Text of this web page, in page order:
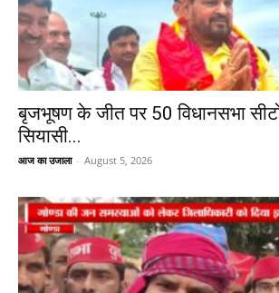
बृजभूषण के जीत पर 50 विधानसभा
सियासी...
आज का उजाला - August 5, 2026